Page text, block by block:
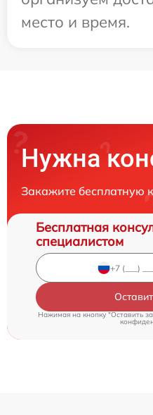
место и время.
Нужна
Закажите бесплатную
Бесплатная
специалистом
Нажимая на кнопку "Оставить